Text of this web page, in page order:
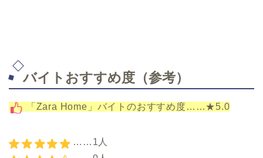
バイトおすすめ度（参考）
「Zara Home」バイトのおすすめ度……★5.0
……1人